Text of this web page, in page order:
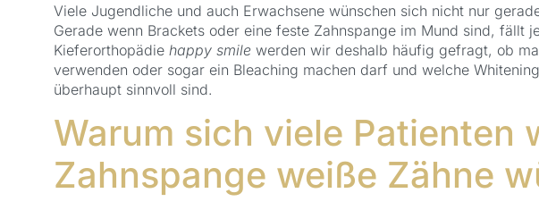
Viele Jugendliche und auch Erwachsene wünschen sich nicht nur
Gerade wenn Brackets oder eine feste Zahnspange im Mund sind, fällt
Kieferorthopädie happy smile werden wir deshalb häufig gefragt, ob
verwenden oder sogar ein Bleaching machen darf und welche
überhaupt sinnvoll sind.
Warum sich viele Patienten
Zahnspange weiße Zähne